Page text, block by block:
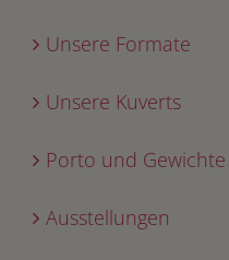
Unsere Formate
Unsere Kuverts
Porto und Gewichte
Ausstellungen